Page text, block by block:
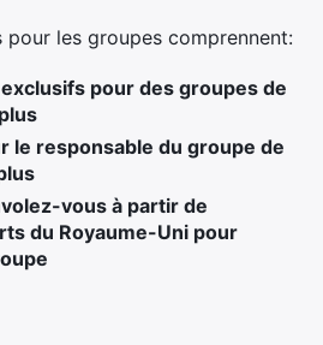
pour les groupes comprennent:
pour des groupes de
le responsable du groupe de
vous à partir de
du Royaume-Uni pour